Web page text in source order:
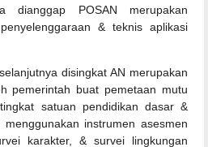
dianggap POSAN merupakan
& teknis aplikasi
disingkat AN merupakan
pemerintah buat pemetaan mutu
satuan pendidikan dasar &
instrumen asesmen
karakter, & survei lingkungan